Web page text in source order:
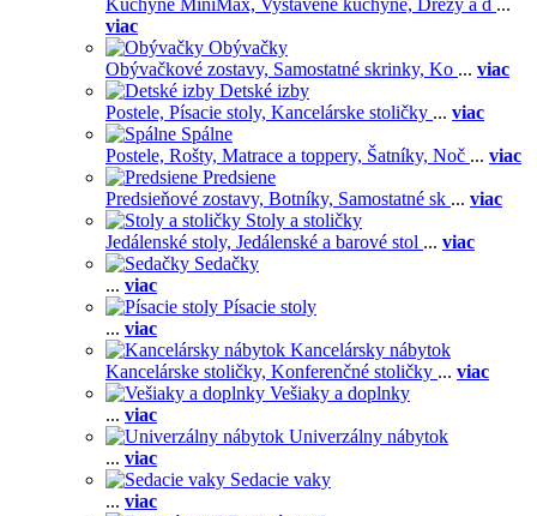
Kuchyne MiniMax, Vystavené kuchyne, Drezy a d ...
viac
Obývačky
Obývačkové zostavy, Samostatné skrinky, Ko ... viac
Detské izby
Postele, Písacie stoly, Kancelárske stoličky ... viac
Spálne
Postele, Rošty, Matrace a toppery, Šatníky, Noč ... viac
Predsiene
Predsieňové zostavy, Botníky, Samostatné sk ... viac
Stoly a stoličky
Jedálenské stoly, Jedálenské a barové stol ... viac
Sedačky
... viac
Písacie stoly
... viac
Kancelársky nábytok
Kancelárske stoličky, Konferenčné stoličky ... viac
Vešiaky a doplnky
... viac
Univerzálny nábytok
... viac
Sedacie vaky
... viac